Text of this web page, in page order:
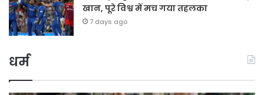
खान, पूरे विश्व में मच गया तहलका
7 days ago
धर्म